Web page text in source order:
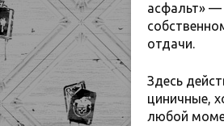
асфальт» —
отдачи.
Здесь
циничные,
любой